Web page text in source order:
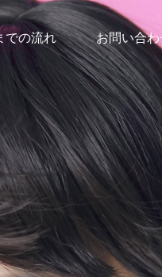
での流れ お問い合わ